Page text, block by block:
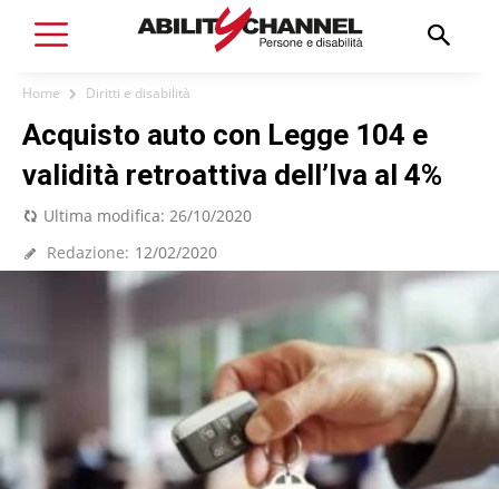
Home Diritti e disabilità
Acquisto auto con Legge 104 e
validità retroattiva dell’Iva al 4%
Ultima modifica: 26/10/2020
Redazione: 12/02/2020